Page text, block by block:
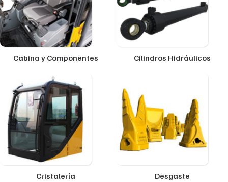
Cabina y Componentes Cilindros Hidráulicos
Cristalería Desgaste